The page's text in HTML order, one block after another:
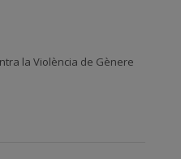
la Violència de Gènere